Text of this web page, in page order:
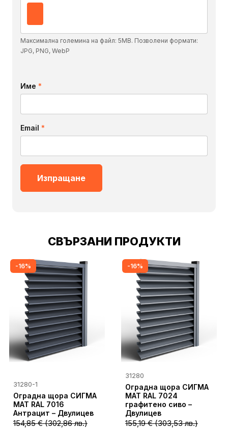
Максимална големина на файл: 5MB. Позволени формати:
JPG, PNG, WebP
Име *
Email *
СВЪРЗАНИ ПРОДУКТИ
-16%
31280-1
Оградна щора СИГМА
MAT RAL 7016
Антрацит – Двулицев
154,85€(302,86 лв.)
-16%
31280
Оградна щора СИГМА
MAT RAL 7024
графитено сиво –
Двулицев
155,19€(303,53 лв.)